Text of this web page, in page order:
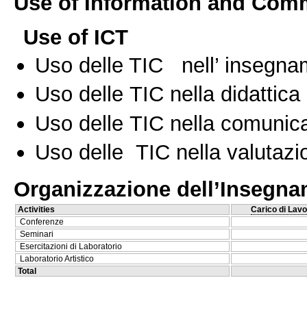
Use of ICT
Uso delle TIC nell’
Uso delle TIC nella
Uso delle TIC nella
Uso delle TIC nella
Organizzazione
Activities
Carico di
Conferenze
Seminari
Esercitazioni di Laboratorio
Laboratorio Artistico
Total